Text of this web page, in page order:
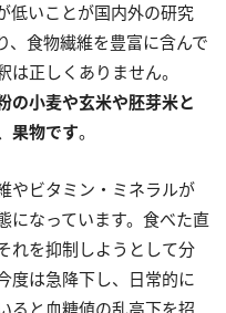
低いことが国内外の研究
、食物繊維を豊富に含んで
正しくありません。
の小麦や玄米や胚芽米と
果物です。
やビタミン・ミネラルが
になっています。食べた直
れを抑制しようとして分
度は急降下し、日常的に